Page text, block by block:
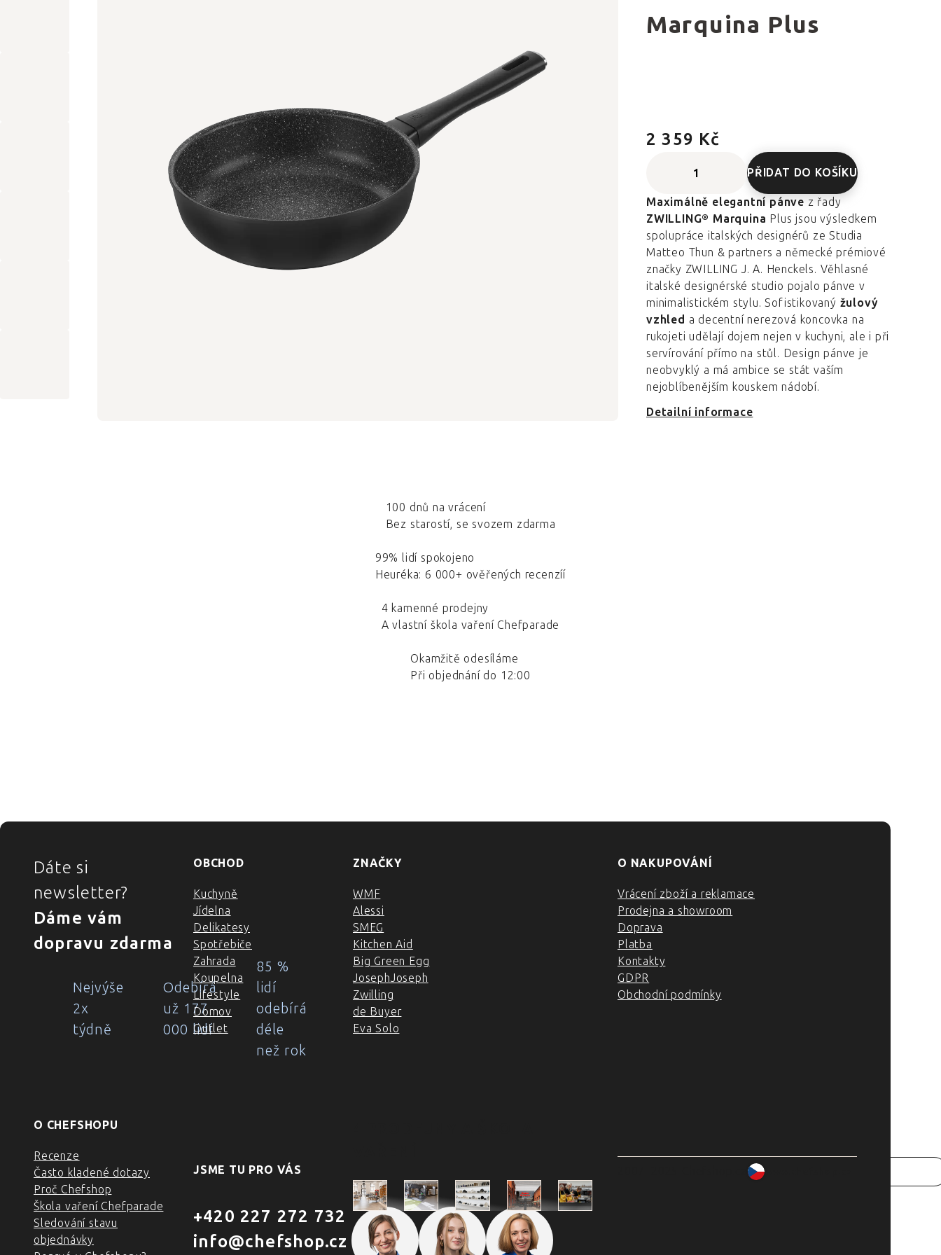
Marquina Plus
2 359 Kč
PŘIDAT DO KOŠÍKU
Maximálně elegantní pánve z řady
ZWILLING® Marquina Plus jsou výsledkem
spolupráce italských designérů ze Studia
Matteo Thun & partners a německé prémiové
značky ZWILLING J. A. Henckels. Věhlasné
italské designérské studio pojalo pánve v
minimalistickém stylu. Sofistikovaný žulový
vzhled a decentní nerezová koncovka na
rukojeti udělají dojem nejen v kuchyni, ale i při
servírování přímo na stůl. Design pánve je
neobvyklý a má ambice se stát vaším
nejoblíbenějším kouskem nádobí.
Detailní informace
100 dnů na vrácení
Bez starostí, se svozem zdarma
99% lidí spokojeno
Heuréka: 6 000+ ověřených recenzíí
4 kamenné prodejny
A vlastní škola vaření Chefparade
Okamžitě odesíláme
Při objednání do 12:00
ZÁPATÍ
Dáte si
newsletter?
Dáme vám
dopravu zdarma
Nejvýše
2x
týdně
Odebírá
už 177
000 lidí
85 %
lidí
odebírá
déle
než rok
OBCHOD
Kuchyně
Jídelna
Delikatesy
Spotřebiče
Zahrada
Koupelna
Lifestyle
Domov
Outlet
ZNAČKY
WMF
Alessi
SMEG
Kitchen Aid
Big Green Egg
JosephJoseph
Zwilling
de Buyer
Eva Solo
O NAKUPOVÁNÍ
Vrácení zboží a reklamace
Prodejna a showroom
Doprava
Platba
Kontakty
GDPR
Obchodní podmínky
O CHEFSHOPU
Recenze
Často kladené dotazy
Proč Chefshop
Škola vaření Chefparade
Sledování stavu
objednávky
JSME TU PRO VÁS
+420 227 272 732
info@chefshop.cz
Praha Praha
Outlet
Brno
www.chefshop.cz